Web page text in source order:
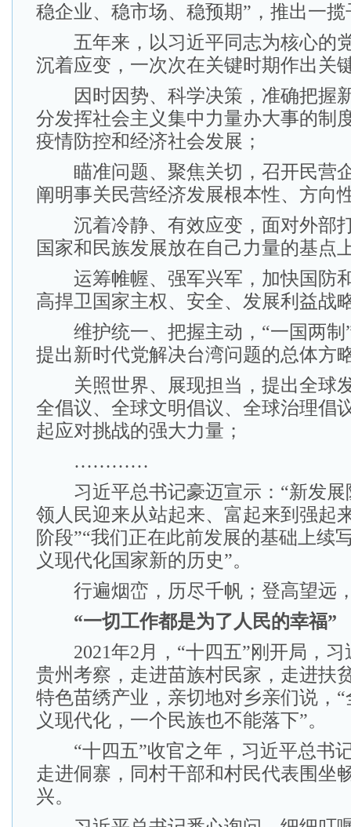
稳企业、稳市场、稳预期”，推出一
五年来，以习近平同志为核心的
沉着应变，一次次在关键时期作出关
因时因势、科学决策，准确把握
分发挥社会主义集中力量办大事的制
疫情防控和经济社会发展；
瞄准问题、聚焦关切，召开民营
阐明事关民营经济发展根本性、方向
沉着冷静、有效应变，面对外部
国家和民族发展放在自己力量的基点
运筹帷幄、强军兴军，加快国防
高捍卫国家主权、安全、发展利益战
维护统一、把握主动，“一国两制
提出新时代党解决台湾问题的总体方
关照世界、展现担当，提出全球
全倡议、全球文明倡议、全球治理倡
起应对挑战的强大力量；
…………
习近平总书记豪迈宣示：“新发展
领人民迎来从站起来、富起来到强起
阶段”“我们正在此前发展的基础上续
义现代化国家新的历史”。
行遍烟峦，历尽千帆；登高望远
“一切工作都是为了人民的幸福”
2021年2月，“十四五”刚开局，习
贵州考察，走进苗族村民家，走进扶
特色苗绣产业，亲切地对乡亲们说，
义现代化，一个民族也不能落下”。
“十四五”收官之年，习近平总书
走进侗寨，同村干部和村民代表围坐
兴。